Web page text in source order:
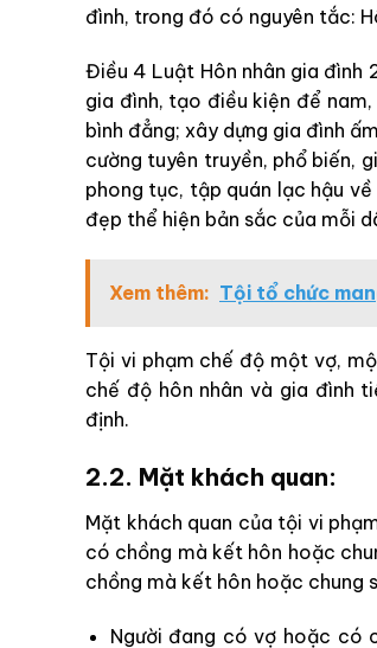
đình, trong đó có nguyên tắc:
Điều 4 Luật Hôn nhân gia đình
gia đình, tạo điều kiện để
bình đẳng; xây dựng gia đình
cường tuyên truyền, phổ biến,
phong tục, tập quán lạc hậu
đẹp thể hiện bản sắc của mỗi
Xem thêm: Tội tổ chức
Tội vi phạm chế độ một vợ,
chế độ hôn nhân và gia đình
định.
2.2. Mặt khách quan:
Mặt khách quan của tội vi
có chồng mà kết hôn hoặc
chồng mà kết hôn hoặc chung
Người đang có vợ hoặc có